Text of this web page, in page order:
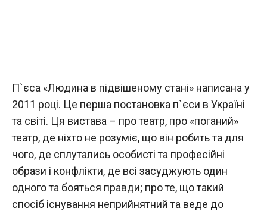
П`єса «Людина в підвішеному стані» написана у
2011 році. Це перша постановка п`єси в Україні
та світі. Ця вистава – про театр, про «поганий»
театр, де ніхто не розуміє, що він робить та для
чого, де сплутались особисті та професійні
образи і конфлікти, де всі засуджують один
одного та бояться правди; про те, що такий
спосіб існування неприйнятний та веде до